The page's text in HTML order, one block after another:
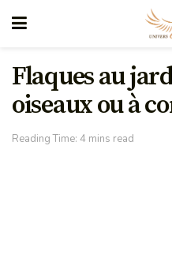
Flaques au
oiseaux ou à
Reading Time: 4 mins read